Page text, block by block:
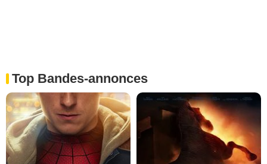
Top Bandes-annonces